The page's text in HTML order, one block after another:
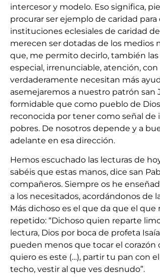
intercesor y modelo. Eso significa,
procurar ser ejemplo de caridad
instituciones eclesiales de caridad
merecen ser dotadas de los medios
que, me permito decirlo, también
especial, irrenunciable, atención,
verdaderamente necesitan más
asemejaremos a nuestro patrón san
formidable que como pueblo de
reconocida por tener como señal
pobres. De nosotros depende y a
adelante en esa dirección.
Hemos escuchado las lecturas de
sabéis que estas manos, dice san
compañeros. Siempre os he
a los necesitados, acordándonos de
Más dichoso es el que da que el que
repetido: “Dichoso quien reparte
lectura, Dios por boca de profeta
pueden menos que tocar el corazón
quiero es este (…), partir tu pan con
techo, vestir al que ves desnudo”.